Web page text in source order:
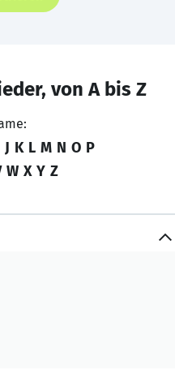
von A bis Z
J K L M N O P
W X Y Z